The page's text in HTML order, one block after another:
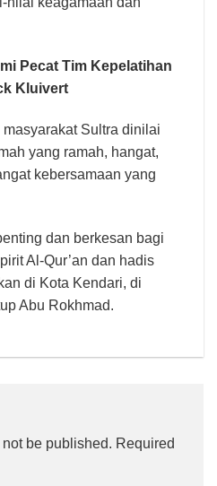
Pecat Tim Kepelatihan
Kluivert
Sultra dinilai
yang ramah, hangat,
kebersamaan yang
dan berkesan bagi
Al-Qur’an dan hadis
di Kota Kendari, di
Abu Rokhmad.
be published. Required